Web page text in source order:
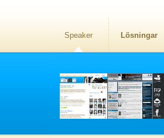
Speaker Lösningar